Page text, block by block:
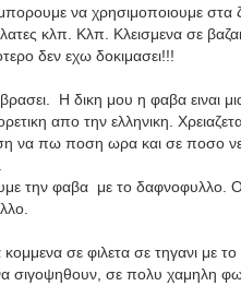
να χρησιμοποιουμε στα
κλπ. Κλπ. Κλεισμενα σε
δεν εχω δοκιμασει!!!
Η δικη μου η φαβα ειναι
απο την ελληνικη.
να πω ποση ωρα και σε ποσο
την φαβα με το δαφνοφυλλο.
σε φιλετα σε τηγανι με
σιγοψηθουν, σε πολυ χαμηλη